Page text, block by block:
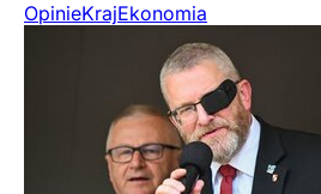
OpinieKrajEkonomia